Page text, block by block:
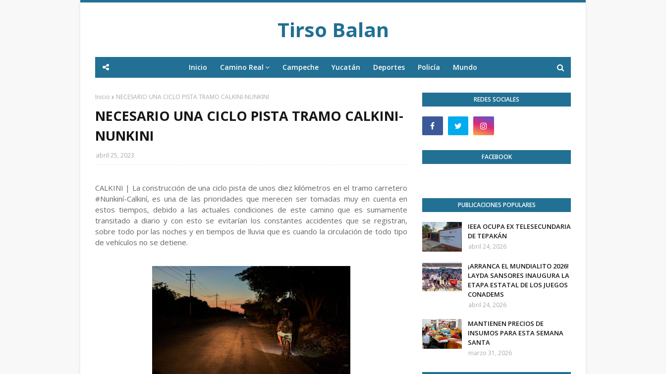
Tirso Balan
Inicio Camino Real Campeche Yucatán Deportes Policía Mundo
Inicio NECESARIO UNA CICLO PISTA TRAMO CALKINI-NUNKINI
NECESARIO UNA CICLO PISTA TRAMO CALKINI-
NUNKINI
abril 25, 2023
CALKINI | La construcción de una ciclo pista de unos diez kilómetros en el tramo carretero
#Nunkiní-Calkiní, es una de las prioridades que merecen ser tomadas muy en cuenta en
estos tiempos, debido a las actuales condiciones de este camino que es sumamente
transitado a diario y con esto se evitarían los constantes accidentes que se registran,
sobre todo por las noches y en tiempos de lluvia que es cuando la circulación de todo tipo
de vehículos no se detiene.
REDES SOCIALES
FACEBOOK
PUBLICACIONES POPULARES
IEEA OCUPA EX TELESECUNDARIA
DE TEPAKÁN
abril 24, 2026
¡ARRANCA EL MUNDIALITO 2026!
LAYDA SANSORES INAUGURA LA
ETAPA ESTATAL DE LOS JUEGOS
CONADEMS
abril 24, 2026
MANTIENEN PRECIOS DE
INSUMOS PARA ESTA SEMANA
SANTA
marzo 31, 2026